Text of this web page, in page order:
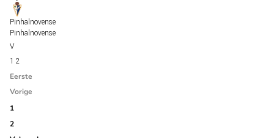
Pinhalnovense
Pinhalnovense
1 2
Eerste
Vorige
1
2